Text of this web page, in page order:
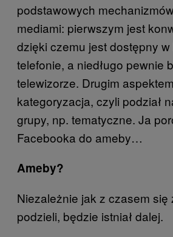
podstawowych
mediami: pierwszym jest
dzięki czemu jest dostępny
telefonie, a niedługo pewnie
telewizorze. Drugim
kategoryzacja, czyli podział
grupy, np. tematyczne. Ja
Facebooka do ameby…
Ameby?
Niezależnie jak z czasem się
podzieli, będzie istniał dalej.